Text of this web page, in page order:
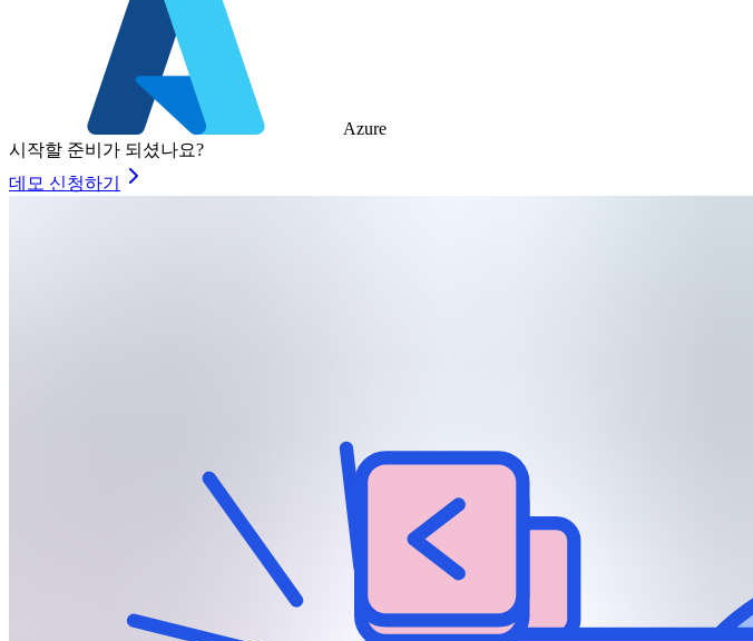
Azure
시작할 준비가 되셨나요?
데모 신청하기